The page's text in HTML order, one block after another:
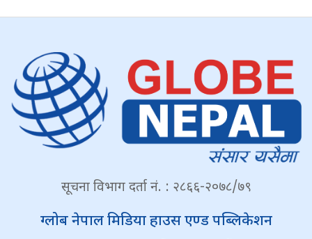
सूचना विभाग दर्ता नं. : २८६६-२०७८/७९
ग्लोब नेपाल मिडिया हाउस एण्ड पब्लिकेशन